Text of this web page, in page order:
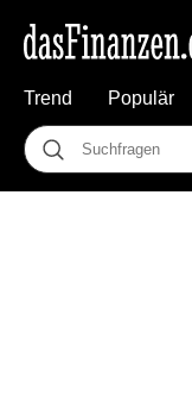
Trend Populär